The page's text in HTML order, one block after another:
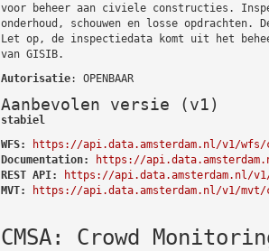
voor beheer aan civiele constructies.
onderhoud, schouwen en losse opdrachten.
Let op, de inspectiedata komt uit het
van GISIB.
Autorisatie: OPENBAAR
Aanbevolen versie (v1)
stabiel
WFS:
https://api.data.amsterdam.nl/v1/
Documentation:
https://
REST API:
https://api.data.amsterdam.nl/
MVT:
https://api.data.amsterdam.nl/v1/
CMSA: Crowd